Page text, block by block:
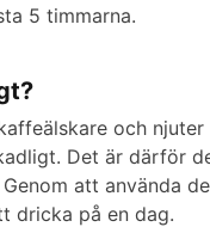
5 timmarna.
och
Det är därför
att använda
dricka på en dag.